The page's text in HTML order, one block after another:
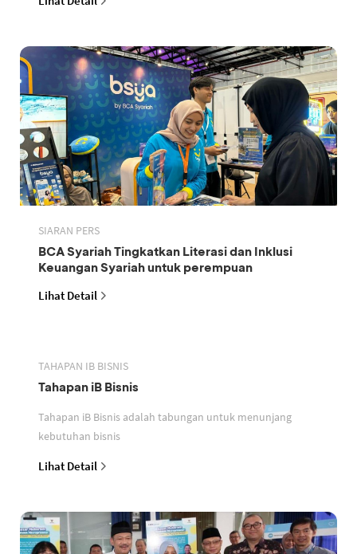
SIARAN PERS
BCA Syariah Tingkatkan Literasi dan Inklusi
Keuangan Syariah untuk perempuan
Lihat Detail
TAHAPAN IB BISNIS
Tahapan iB Bisnis
Tahapan iB Bisnis adalah tabungan untuk menunjang
kebutuhan bisnis
Lihat Detail